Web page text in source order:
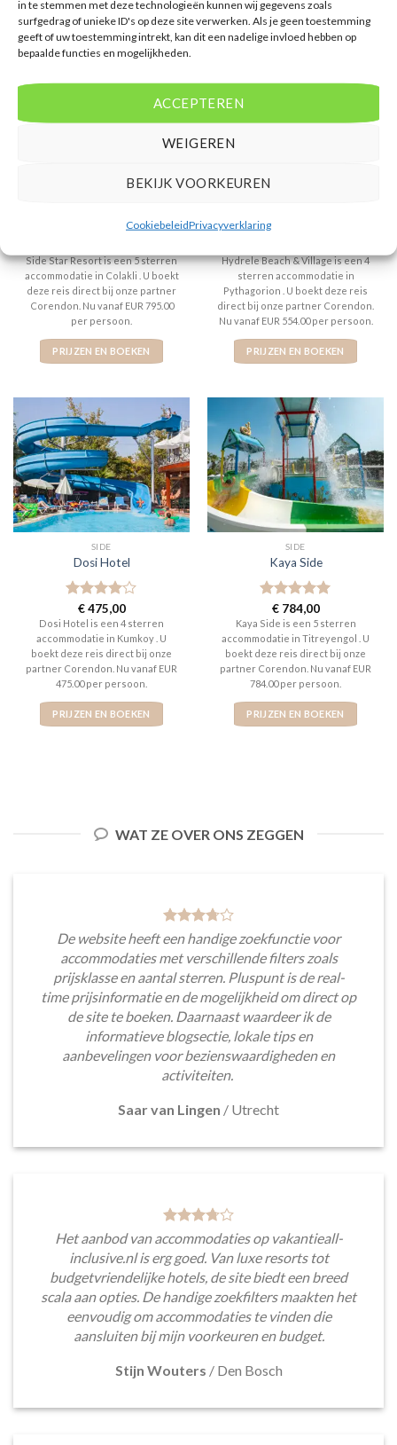
in te stemmen met deze technologieën kunnen wij gegevens zoals
surfgedrag of unieke ID's op deze site verwerken. Als je geen toestemming
geeft of uw toestemming intrekt, kan dit een nadelige invloed hebben op
bepaalde functies en mogelijkheden.
ACCEPTEREN
WEIGEREN
BEKIJK VOORKEUREN
CookiebeleidPrivacyverklaring
GERELATEERDE PRODUCTEN
5uit 5
Side Star Resort is een 5 sterren
accommodatie in Colakli . U boekt
deze reis direct bij onze partner
Corendon. Nu vanaf EUR 795.00
per persoon.
PRIJZEN EN BOEKEN
GRIEKENLAND
4uit 5
Hydrele Beach & Village is een 4
sterren accommodatie in
Pythagorion . U boekt deze reis
direct bij onze partner Corendon.
Nu vanaf EUR 554.00 per persoon.
PRIJZEN EN BOEKEN
SIDE
Dosi Hotel
Gewaardeerd
4uit 5
€475,00
Dosi Hotel is een 4 sterren
accommodatie in Kumkoy . U
boekt deze reis direct bij onze
partner Corendon. Nu vanaf EUR
475.00 per persoon.
PRIJZEN EN BOEKEN
SIDE
Kaya Side
Gewaardeerd
5uit 5
€784,00
Kaya Side is een 5 sterren
accommodatie in Titreyengol . U
boekt deze reis direct bij onze
partner Corendon. Nu vanaf EUR
784.00 per persoon.
PRIJZEN EN BOEKEN
WAT ZE OVER ONS ZEGGEN
De website heeft een handige zoekfunctie voor
accommodaties met verschillende filters zoals
prijsklasse en aantal sterren. Pluspunt is de real-
time prijsinformatie en de mogelijkheid om direct op
de site te boeken. Daarnaast waardeer ik de
informatieve blogsectie, lokale tips en
aanbevelingen voor bezienswaardigheden en
activiteiten.
Saar van Lingen / Utrecht
Het aanbod van accommodaties op vakantieall-
inclusive.nl is erg goed. Van luxe resorts tot
budgetvriendelijke hotels, de site biedt een breed
scala aan opties. De handige zoekfilters maakten het
eenvoudig om accommodaties te vinden die
aansluiten bij mijn voorkeuren en budget.
Stijn Wouters / Den Bosch